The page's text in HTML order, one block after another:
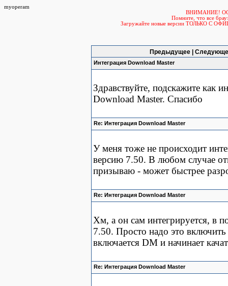
myoperam
ВНИМАНИЕ!
Помните, что все
Загружайте новые версии ТОЛЬКО С
Предыдущее |
Интеграция Download Master
Здравствуйте, подскажите как
Download Master. Спасибо
Re: Интеграция Download Master
У меня тоже не происходит
версию 7.50. В любом случае
призываю - может быстрее
Re: Интеграция Download Master
Хм, а он сам интегрируется, в
7.50. Просто надо это
включается DM и начинает
Re: Интеграция Download Master